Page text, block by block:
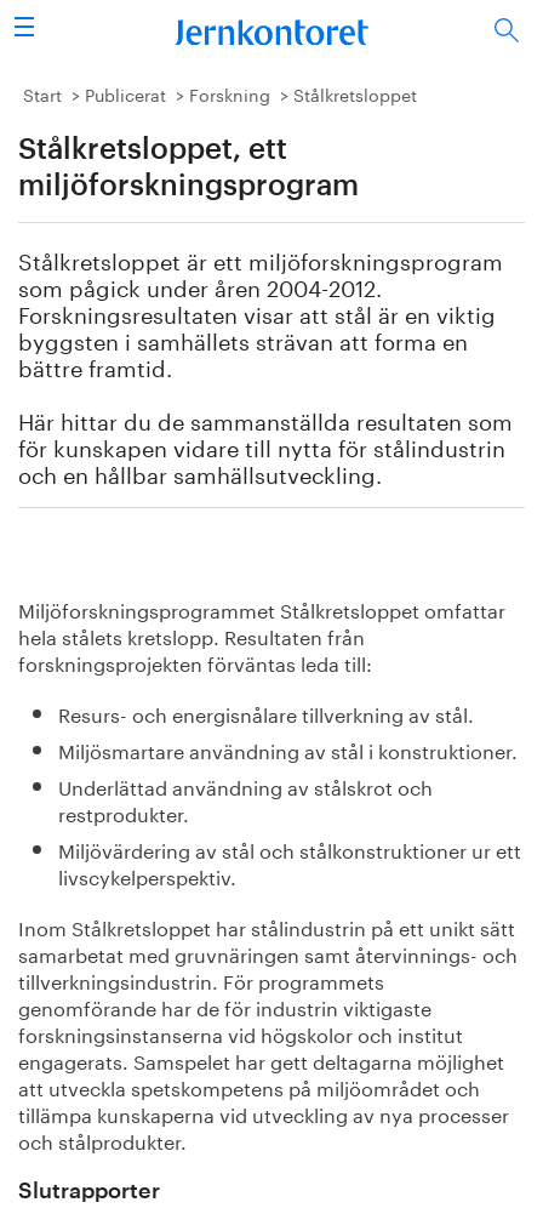
Sök
Stålindustrin
Vision 2050
Energi/miljö
Vi tycker
Bildbank
Om oss
Start Publicerat Forskning Stålkretsloppet
Stålkretsloppet, ett
miljöforskningsprogram
Stålkretsloppet är ett miljöforskningsprogram
som pågick under åren 2004-2012.
Forskningsresultaten visar att stål är en viktig
byggsten i samhällets strävan att forma en
bättre framtid.
Här hittar du de sammanställda resultaten som
för kunskapen vidare till nytta för stålindustrin
och en hållbar samhällsutveckling.
Miljöforskningsprogrammet Stålkretsloppet omfattar
hela stålets kretslopp. Resultaten från
forskningsprojekten förväntas leda till:
Resurs- och energisnålare tillverkning av stål.
Miljösmartare användning av stål i konstruktioner.
Underlättad användning av stålskrot och
restprodukter.
Miljövärdering av stål och stålkonstruktioner ur ett
livscykelperspektiv.
Inom Stålkretsloppet har stålindustrin på ett unikt sätt
samarbetat med gruvnäringen samt återvinnings- och
tillverkningsindustrin. För programmets
genomförande har de för industrin viktigaste
forskningsinstanserna vid högskolor och institut
engagerats. Samspelet har gett deltagarna möjlighet
att utveckla spetskompetens på miljöområdet och
tillämpa kunskaperna vid utveckling av nya processer
och stålprodukter.
Slutrapporter